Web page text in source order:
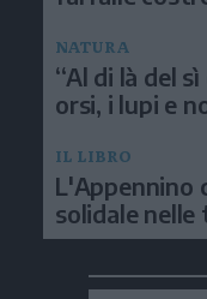
NATURA
“Al di là del
orsi, i lupi e
IL LIBRO
L'Appennino
solidale nelle